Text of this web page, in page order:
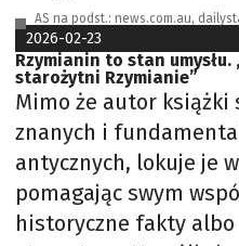
AS na podst.: news.com.au,
2026-02-23
Rzymianin to stan
starożytni Rzymianie”
Mimo że autor książki
znanych i
antycznych, lokuje je
pomagając swym
historyczne fakty